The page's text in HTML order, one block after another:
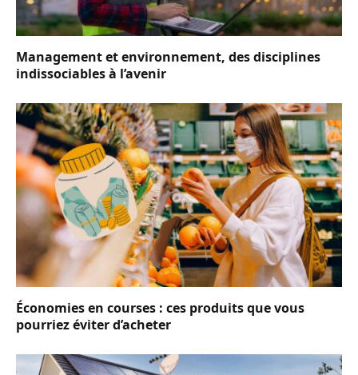
Management et environnement, des disciplines
indissociables à l’avenir
Économies en courses : ces produits que vous
pourriez éviter d’acheter